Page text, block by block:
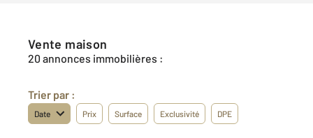
Vente maison
20 annonces immobilières :
Trier par :
Date Prix Surface Exclusivité DPE